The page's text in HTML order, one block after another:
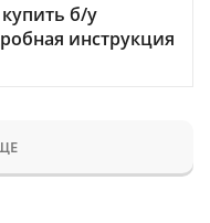
б/у
инструкция